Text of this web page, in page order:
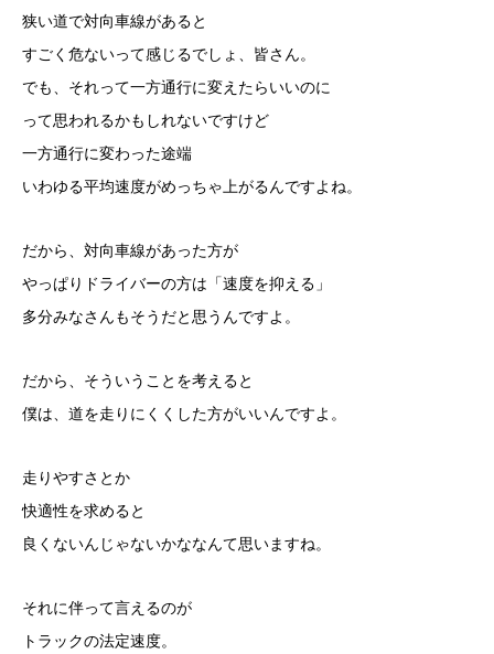
狭い道で対向車線があると
すごく危ないって感じるでしょ、皆さん。
でも、それって一方通行に変えたらいいのに
って思われるかもしれないですけど
一方通行に変わった途端
いわゆる平均速度がめっちゃ上がるんですよね。
だから、対向車線があった方が
やっぱりドライバーの方は「速度を抑える」
多分みなさんもそうだと思うんですよ。
だから、そういうことを考えると
僕は、道を走りにくくした方がいいんですよ。
走りやすさとか
快適性を求めると
良くないんじゃないかななんて思いますね。
それに伴って言えるのが
トラックの法定速度。